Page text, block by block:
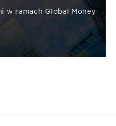
w ramach Global Money